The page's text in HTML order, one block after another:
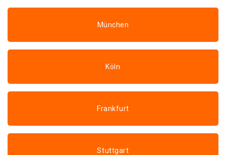
München
Köln
Frankfurt
Stuttgart